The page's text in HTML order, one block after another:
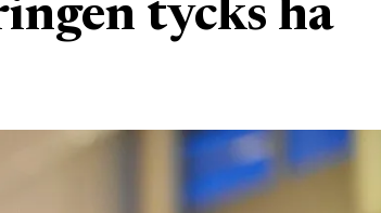
tycks ha